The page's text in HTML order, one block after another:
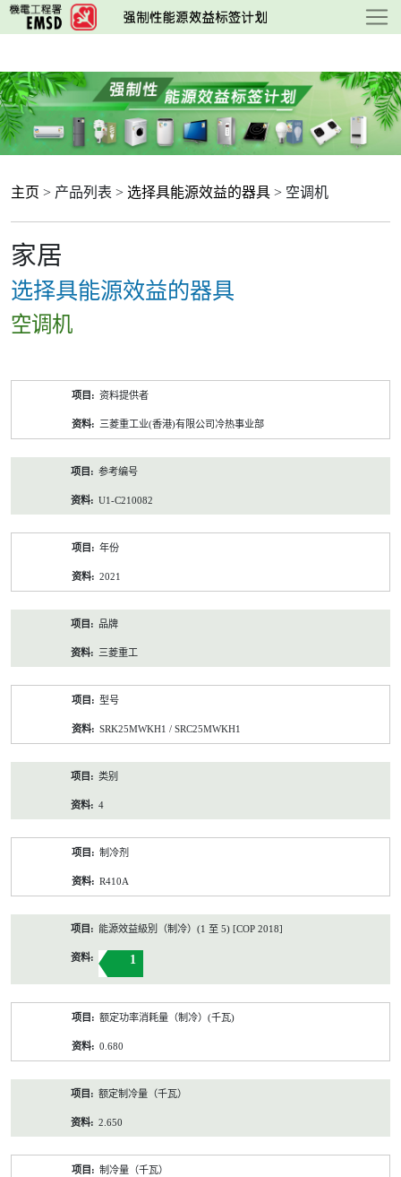
跳
至
要
内
容
主页 > 产品列表 > 选择具能源效益的器具 > 空调机
家居
选择具能源效益的器具
空调机
资料提供者
三菱重工业(香港)有限公司冷热事业部
参考编号
U1-C210082
年份
2021
品牌
三菱重工
型号
SRK25MWKH1 / SRC25MWKH1
类别
4
制冷剂
R410A
能源效益級別（制冷）(1 至 5) [COP 2018]
1
额定功率消耗量（制冷）(千瓦)
0.680
额定制冷量（千瓦）
2.650
制冷量（千瓦）